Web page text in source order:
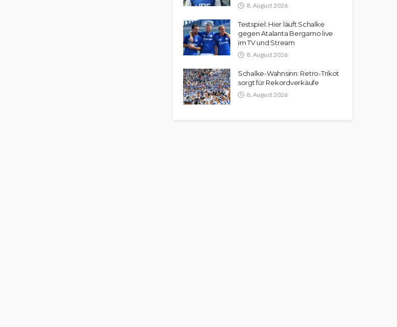
8. August 2026
Testspiel: Hier läuft Schalke
gegen Atalanta Bergamo live
im TV und Stream
8. August 2026
Schalke-Wahnsinn: Retro-Trikot
sorgt für Rekordverkäufe
8. August 2026